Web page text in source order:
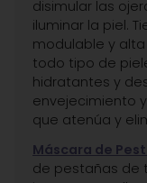
disimular las
iluminar la piel.
modulable y
todo tipo de
hidratantes y
envejecimiento
que atenúa y
Máscara de
de pestañas de